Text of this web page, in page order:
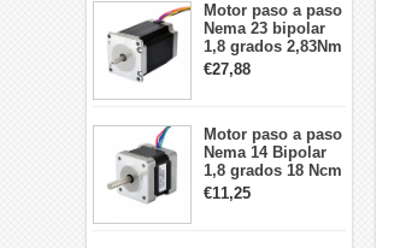
Motor paso a paso
Nema 23 bipolar
1,8 grados 2,83Nm
4A 2,26 V
57x57x84mm 8
€27,88
Motor paso a paso
Nema 14 Bipolar
1,8 grados 18 Ncm
0,8 A 5,74 V 35 x
35 x 34 mm 4
€11,25